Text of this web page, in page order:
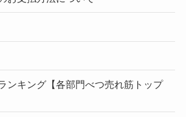
ンキング【各部門べつ売れ筋トップ